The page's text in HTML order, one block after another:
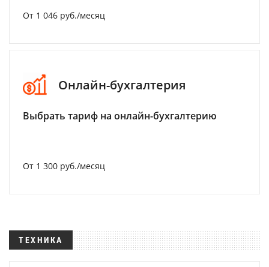
От 1 046 руб./месяц
Онлайн-бухгалтерия
Выбрать тариф на онлайн-бухгалтерию
От 1 300 руб./месяц
ТЕХНИКА